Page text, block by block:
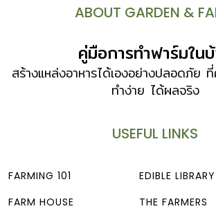
ABOUT GARDEN &
คู่มือการทำฟาร์มใน
สร้างแหล่งอาหารได้เองอย่างปลอดภัย
ทำง่าย ได้ผลจริง
USEFUL LINKS
FARMING 101
FARM HOUSE
EDIBLE LIBRARY
THE FARMERS